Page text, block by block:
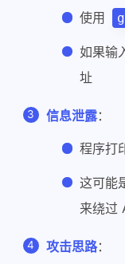
使用
如果输
址
信息泄露：
程序打
这可能
来绕过
攻击思路：